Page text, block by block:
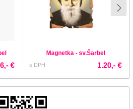
€
Magnetka - sv.Šarbel
s DPH 1.20,- €